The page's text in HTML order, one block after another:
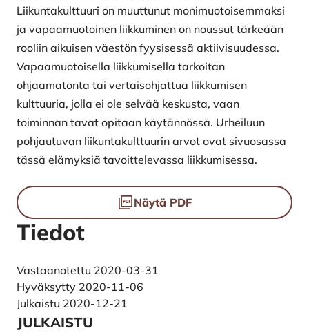
Liikuntakulttuuri on muuttunut monimuotoisemmaksi
ja vapaamuotoinen liikkuminen on noussut tärkeään
rooliin aikuisen väestön fyysisessä aktiivisuudessa.
Vapaamuotoisella liikkumisella tarkoitan
ohjaamatonta tai vertaisohjattua liikkumisen
kulttuuria, jolla ei ole selvää keskusta, vaan
toiminnan tavat opitaan käytännössä. Urheiluun
pohjautuvan liikuntakulttuurin arvot ovat sivuosassa
tässä elämyksiä tavoittelevassa liikkumisessa.
Tiedostot
Näytä PDF
Tiedot
Vastaanotettu 2020-03-31
Hyväksytty 2020-11-06
Julkaistu 2020-12-21
JULKAISTU